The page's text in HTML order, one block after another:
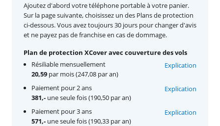
Ajoutez d'abord votre téléphone portable à votre panier.
Sur la page suivante, choisissez un des Plans de protection
ci-dessous. Vous avez toujours 30 jours pour changer d'avis
et ne payez pas de franchise en cas de dommage.
Plan de protection XCover avec couverture des vols
Résiliable mensuellement
20,59 par mois (247,08 par an)
Explication
Paiement pour 2 ans
381,- une seule fois (190,50 par an)
Explication
Paiement pour 3 ans
571,- une seule fois (190,33 par an)
Explication